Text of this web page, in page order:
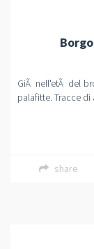
GiÃ nell'etÃ del
palafitte. Tracce
share